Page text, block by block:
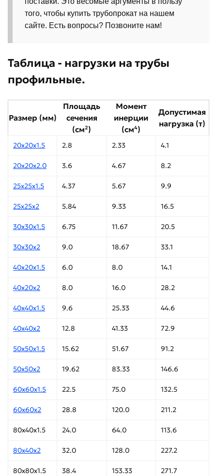
того, чтобы купить трубопрокат на нашем
сайте. Есть вопросы? Позвоните нам!
Таблица - нагрузки на трубы
профильные.
Размер (мм)
Площадь
сечения
(см²)
Момент
инерции
(см⁴)
Допустимая
нагрузка (т)
20х20х1.5 2.8 2.33 4.1
20х20х2.0 3.6 4.67 8.2
25х25х1.5 4.37 5.67 9.9
25х25х2 5.84 9.33 16.5
30х30х1.5 6.75 11.67 20.5
30х30х2 9.0 18.67 33.1
40х20х1.5 6.0 8.0 14.1
40х20х2 8.0 16.0 28.2
40х40х1.5 9.6 25.33 44.6
40х40х2 12.8 41.33 72.9
50х50х1.5 15.62 51.67 91.2
50х50х2 19.62 83.33 146.6
60х60х1.5 22.5 75.0 132.5
60х60х2 28.8 120.0 211.2
80х40х1.5 24.0 64.0 113.6
80х40х2 32.0 128.0 227.2
80х80х1.5 38.4 153.33 271.7